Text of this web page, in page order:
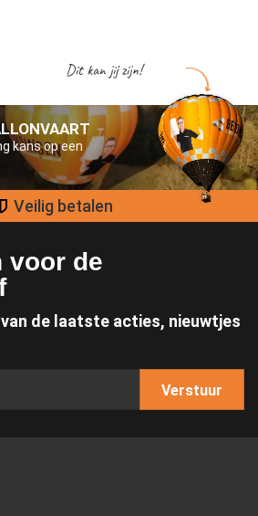
kans op een
Dit kan jij zijn!
assortiment
voor de
de laatste acties, nieuwtjes
Verstuur